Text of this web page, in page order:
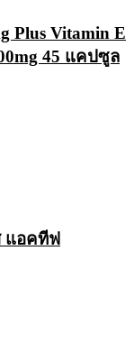
Plus Vitamin E
45 แคปซูล
แอคทีฟ